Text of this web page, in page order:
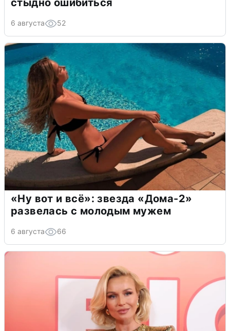
стыдно ошибиться
6 августа 52
«Ну вот и всё»: звезда «Дома-2»
развелась с молодым мужем
6 августа 66